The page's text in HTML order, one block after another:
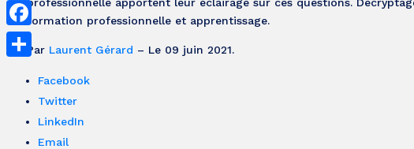
formation professionnelle et apprentissage.
Par Laurent Gérard – Le 09 juin 2021.
Facebook
Twitter
LinkedIn
Email
X
Facebook